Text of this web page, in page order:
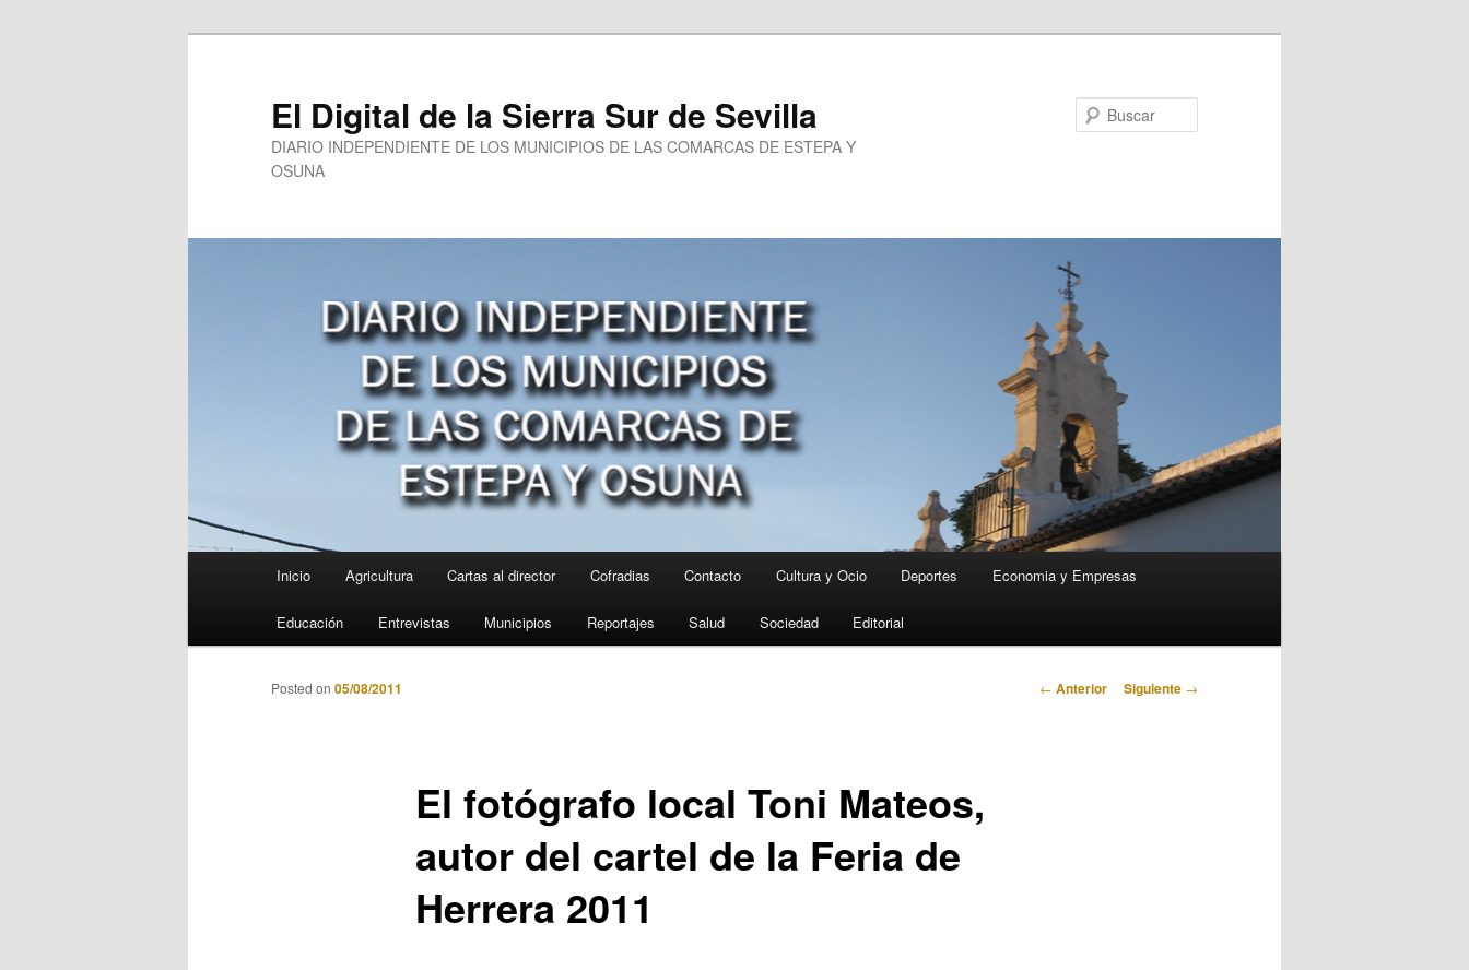
El Digital de la Sierra Sur de Sevilla
DIARIO INDEPENDIENTE DE LOS MUNICIPIOS DE LAS COMARCAS DE ESTEPA Y
OSUNA
Inicio Agricultura Cartas al director Cofradias Contacto Cultura y Ocio Deportes Economia y Empresas
Educación Entrevistas Municipios Reportajes Salud Sociedad Editorial
Navegación
← Anterior Siguiente →
El fotógrafo local Toni Mateos,
autor del cartel de la Feria de
Herrera 2011
Posted on 05/08/2011